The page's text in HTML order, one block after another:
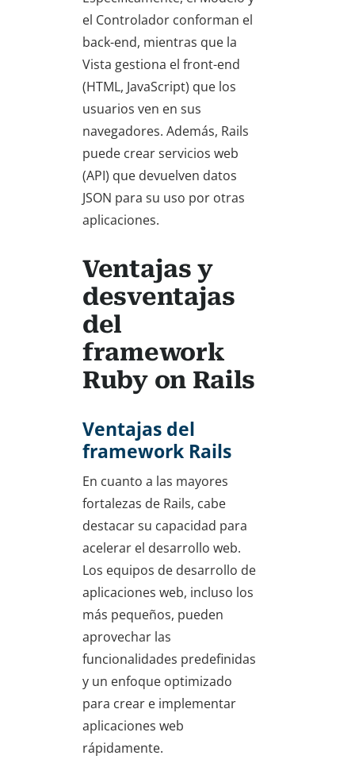
el Controlador conforman el
back-end, mientras que la
Vista gestiona el front-end
(HTML, JavaScript) que los
usuarios ven en sus
navegadores. Además, Rails
puede crear servicios web
(API) que devuelven datos
JSON para su uso por otras
aplicaciones.
Ventajas y
desventajas
del
framework
Ruby on Rails
Ventajas del
framework Rails
En cuanto a las mayores
fortalezas de Rails, cabe
destacar su capacidad para
acelerar el desarrollo web.
Los equipos de desarrollo de
aplicaciones web, incluso los
más pequeños, pueden
aprovechar las
funcionalidades predefinidas
y un enfoque optimizado
para crear e implementar
aplicaciones web
rápidamente.